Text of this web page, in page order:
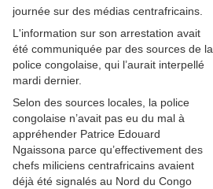
journée sur des médias centrafricains.
L'information sur son arrestation avait
été communiquée par des sources de la
police congolaise, qui l’aurait interpellé
mardi dernier.
Selon des sources locales, la police
congolaise n’avait pas eu du mal à
appréhender Patrice Edouard
Ngaissona parce qu’effectivement des
chefs miliciens centrafricains avaient
déjà été signalés au Nord du Congo